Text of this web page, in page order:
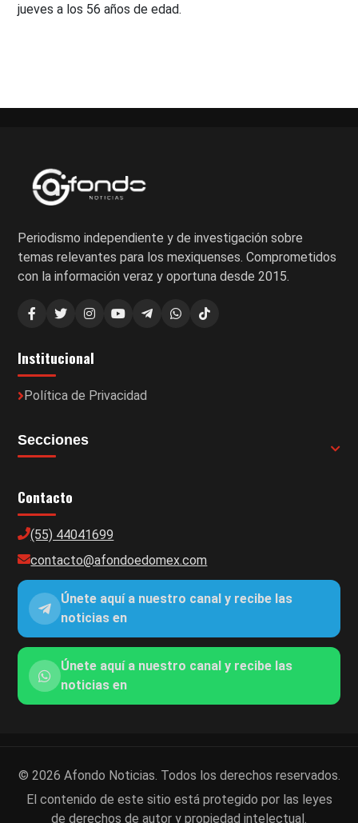
jueves a los 56 años de edad.
Periodismo independiente y de investigación sobre
temas relevantes para los mexiquenses. Comprometidos
con la información veraz y oportuna desde 2015.
Institucional
Política de Privacidad
Secciones
Contacto
(55) 44041699
contacto@afondoedomex.com
Únete aquí a nuestro canal y recibe las
noticias en
Únete aquí a nuestro canal y recibe las
noticias en
© 2026 Afondo Noticias. Todos los derechos reservados.
El contenido de este sitio está protegido por las leyes
de derechos de autor y propiedad intelectual.